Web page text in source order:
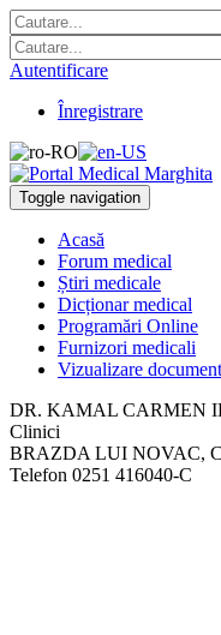
Autentificare
Înregistrare
Toggle navigation
Acasă
Forum medical
Știri medicale
Dicționar medical
Programări Online
Furnizori medicali
Vizualizare
DR. KAMAL CARMEN
Clinici
BRAZDA LUI NOVAC,
Telefon 0251 416040-C